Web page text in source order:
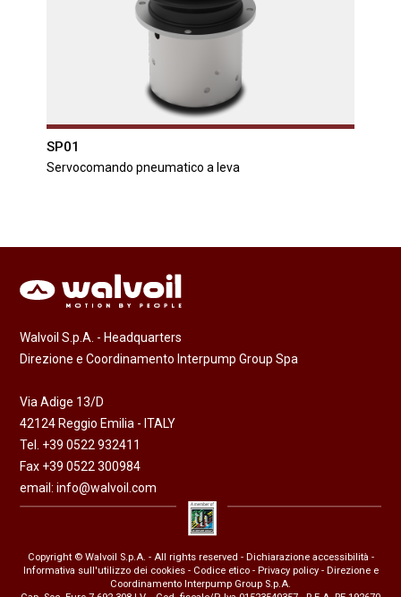
SP01
Servocomando pneumatico a leva
Walvoil S.p.A. - Headquarters
Direzione e Coordinamento Interpump Group Spa
Via Adige 13/D
42124 Reggio Emilia - ITALY
Tel. +39 0522 932411
Fax +39 0522 300984
email:info@walvoil.com
Copyright © Walvoil S.p.A. - All rights reserved - Dichiarazione accessibilità -
Informativa sull'utilizzo dei cookies- Codice etico- Privacy policy- Direzione e
Coordinamento Interpump Group S.p.A.